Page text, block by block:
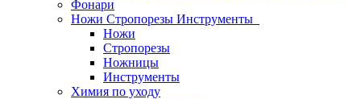
Фонари
Ножи Стропорезы Инструменты
Ножи
Стропорезы
Ножницы
Инструменты
Химия по уходу